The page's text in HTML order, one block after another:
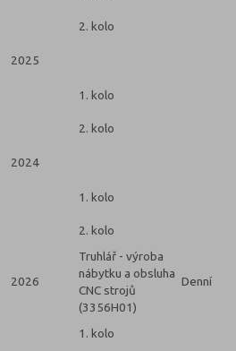
2. kolo
2025
1. kolo
2. kolo
2024
1. kolo
2. kolo
2026
Truhlář - výroba
nábytku a obsluha
CNC strojů
(3356H01)
Denní
1. kolo